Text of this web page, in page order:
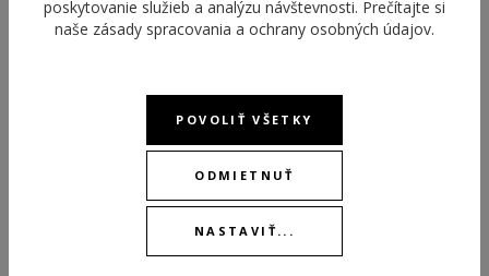
poskytovanie služieb a analýzu návštevnosti. Prečítajte si
naše zásady spracovania a ochrany osobných údajov.
POVOLIŤ VŠETKY
ODMIETNUŤ
NASTAVIŤ...